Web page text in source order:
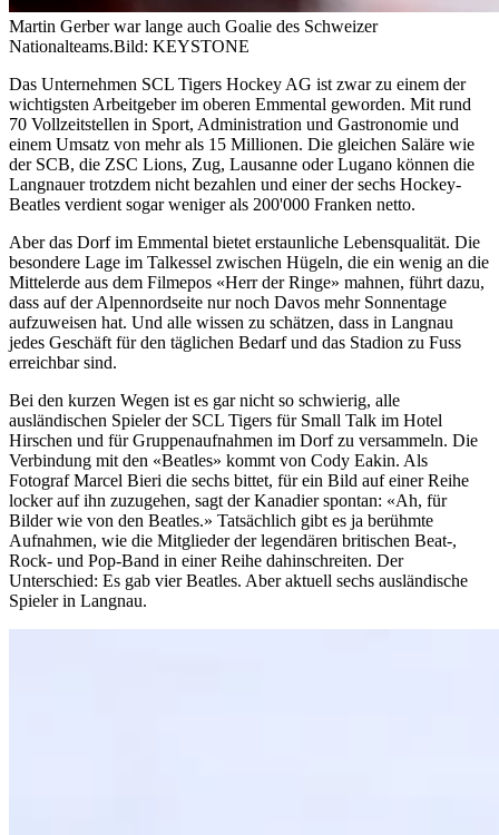
Martin Gerber war lange auch Goalie des Schweizer
Nationalteams.Bild: KEYSTONE
Das Unternehmen SCL Tigers Hockey AG ist zwar zu einem der
wichtigsten Arbeitgeber im oberen Emmental geworden. Mit rund
70 Vollzeitstellen in Sport, Administration und Gastronomie und
einem Umsatz von mehr als 15 Millionen. Die gleichen Saläre wie
der SCB, die ZSC Lions, Zug, Lausanne oder Lugano können die
Langnauer trotzdem nicht bezahlen und einer der sechs Hockey-
Beatles verdient sogar weniger als 200'000 Franken netto.
Aber das Dorf im Emmental bietet erstaunliche Lebensqualität. Die
besondere Lage im Talkessel zwischen Hügeln, die ein wenig an die
Mittelerde aus dem Filmepos «Herr der Ringe» mahnen, führt dazu,
dass auf der Alpennordseite nur noch Davos mehr Sonnentage
aufzuweisen hat. Und alle wissen zu schätzen, dass in Langnau
jedes Geschäft für den täglichen Bedarf und das Stadion zu Fuss
erreichbar sind.
Bei den kurzen Wegen ist es gar nicht so schwierig, alle
ausländischen Spieler der SCL Tigers für Small Talk im Hotel
Hirschen und für Gruppenaufnahmen im Dorf zu versammeln. Die
Verbindung mit den «Beatles» kommt von Cody Eakin. Als
Fotograf Marcel Bieri die sechs bittet, für ein Bild auf einer Reihe
locker auf ihn zuzugehen, sagt der Kanadier spontan: «Ah, für
Bilder wie von den Beatles.» Tatsächlich gibt es ja berühmte
Aufnahmen, wie die Mitglieder der legendären britischen Beat-,
Rock- und Pop-Band in einer Reihe dahinschreiten. Der
Unterschied: Es gab vier Beatles. Aber aktuell sechs ausländische
Spieler in Langnau.